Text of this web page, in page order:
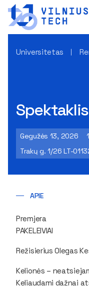
Universitetas
Gegužės 13, 2026
Trakų g. 1/26 LT-
APIE
Premjera
PAKELEIVIAI
Režisierius Olegas
Kelionės –
Keliaudami dažnai